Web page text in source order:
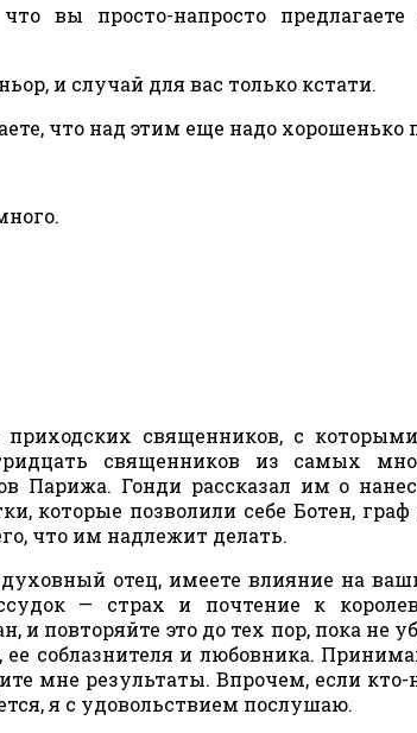
вы просто-напросто предлагаете
и случай для вас только кстати.
что над этим еще надо хорошенько
священников, с
священников из самых
Парижа. Гонди рассказал им о
которые позволили себе Ботен,
что им надлежит делать.
отец, имеете влияние на
— страх и почтение к
и повторяйте это до тех пор, пока не
соблазнителя и любовника.
мне результаты. Впрочем, если кто-
я с удовольствием послушаю.